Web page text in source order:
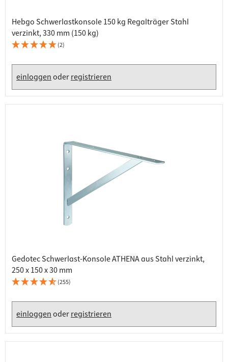
Hebgo Schwerlastkonsole 150 kg Regalträger Stahl
verzinkt, 330 mm (150 kg)
(2)
einloggenoderregistrieren
Gedotec Schwerlast-Konsole ATHENA aus Stahl verzinkt,
250 x 150 x 30 mm
(255)
einloggenoderregistrieren